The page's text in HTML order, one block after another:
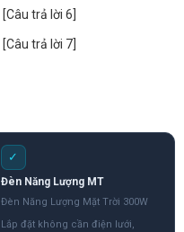
[Câu trả lời 6]
[Câu trả lời 7]
✓
Đèn Năng Lượng MT
Đèn Năng Lượng Mặt Trời 300W
Lắp đặt không cần điện lưới,